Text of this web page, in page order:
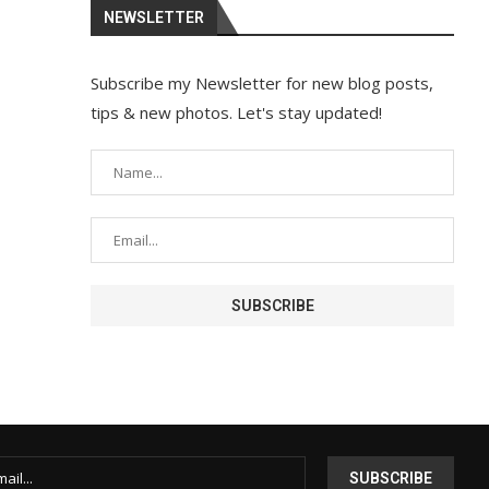
NEWSLETTER
Subscribe my Newsletter for new blog posts,
tips & new photos. Let's stay updated!